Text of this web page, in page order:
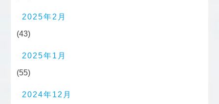
2025年2月
(43)
2025年1月
(55)
2024年12月